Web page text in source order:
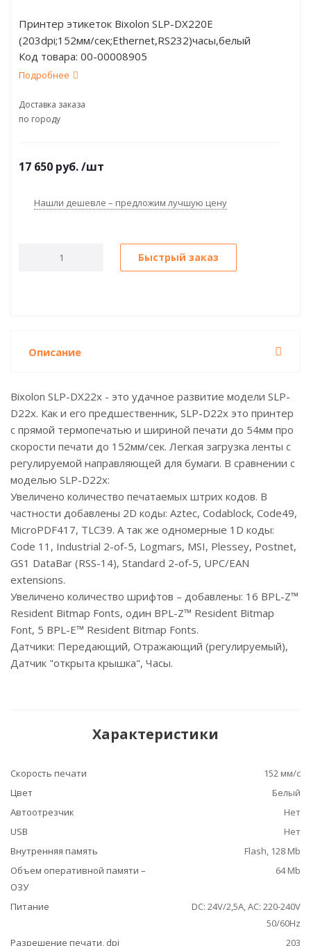
Принтер этикеток Bixolon SLP-DX220E
(203dpi;152мм/сек;Ethernet,RS232)часы,белый
Код товара: 00-00008905
Подробнее
Доставка заказа
по городу
17 650 руб./шт
Нашли дешевле – предложим лучшую цену
Быстрый заказ
Описание
Bixolon SLP-DX22x - это удачное развитие модели SLP-
D22x. Как и его предшественник, SLP-D22x это принтер
с прямой термопечатью и шириной печати до 54мм про
скорости печати до 152мм/сек. Легкая загрузка ленты с
регулируемой направляющей для бумаги. В сравнении с
моделью SLP-D22x:
Увеличено количество печатаемых штрих кодов. В
частности добавлены 2D коды: Aztec, Codablock, Code49,
MicroPDF417, TLC39. А так же одномерные 1D коды:
Code 11, Industrial 2-of-5, Logmars, MSI, Plessey, Postnet,
GS1 DataBar (RSS-14), Standard 2-of-5, UPC/EAN
extensions.
Увеличено количество шрифтов – добавлены: 16 BPL-Z™
Resident Bitmap Fonts, один BPL-Z™ Resident Bitmap
Font, 5 BPL-E™ Resident Bitmap Fonts.
Датчики: Передающий, Отражающий (регулируемый),
Датчик "открыта крышка", Часы.
Характеристики
Скорость печати
152 мм/с
Цвет
Белый
Автоотрезчик
Нет
USB
Нет
Внутренняя память
Flash, 128 Mb
Объем оперативной памяти –
ОЗУ
64 Mb
Питание
DC: 24V/2,5A, АС: 220-240V
50/60Hz
Разрешение печати, dpi
203